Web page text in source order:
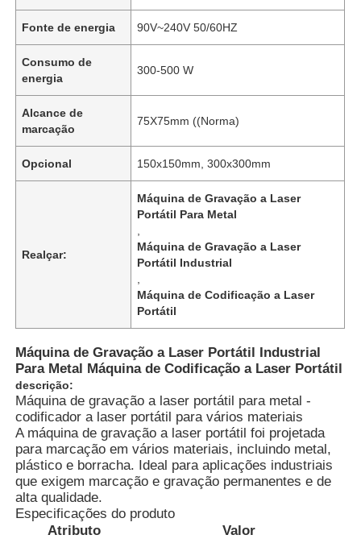
Fonte de energia 90V~240V 50/60HZ
Consumo de
energia
300-500 W
Alcance de
marcação
75X75mm ((Norma)
Opcional 150x150mm, 300x300mm
Realçar:
Máquina de Gravação a Laser
Portátil Para Metal
Máquina de Gravação a Laser
Portátil Industrial
Máquina de Codificação a Laser
Portátil
Máquina de Gravação a Laser Portátil Industrial
Para Metal Máquina de Codificação a Laser Portátil
descrição:
Máquina de gravação a laser portátil para metal -
codificador a laser portátil para vários materiais
A máquina de gravação a laser portátil foi projetada
para marcação em vários materiais, incluindo metal,
plástico e borracha. Ideal para aplicações industriais
que exigem marcação e gravação permanentes e de
alta qualidade.
Especificações do produto
Atributo
Valor